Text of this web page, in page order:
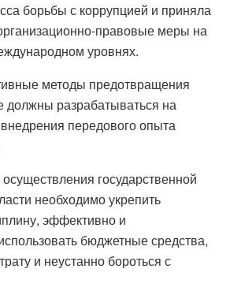
борьбы с коррупцией и приняла
правовые меры на
уровнях.
методы предотвращения
должны разрабатываться на
передового опыта
государственной
необходимо укрепить
эффективно и
бюджетные средства,
и неустанно бороться с